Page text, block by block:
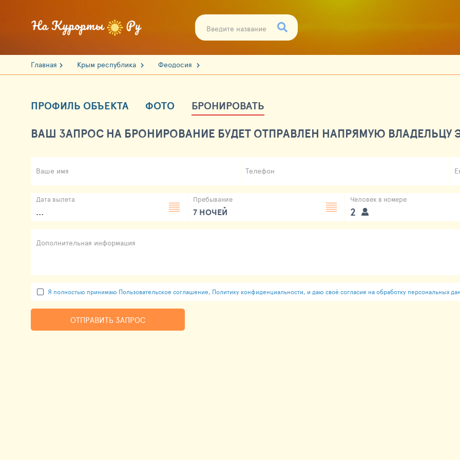
Главная Крым республика Феодосия
ПРОФИЛЬ ОБЪЕКТА ФОТО БРОНИРОВАТЬ
ВАШ ЗАПРОС НА БРОНИРОВАНИЕ БУДЕТ ОТПРАВЛЕН НАПРЯМУЮ ВЛАДЕЛЬЦУ
Ваше имя Телефон
Дата вылета
...
Пребывание
7 НОЧЕЙ
Человек в номере
2
Дополнительная информация
Я полностью принимаю Пользовательское соглашение, Политику конфиденциальности, и даю своё согласие на обработку персональных
ОТПРАВИТЬ ЗАПРОС